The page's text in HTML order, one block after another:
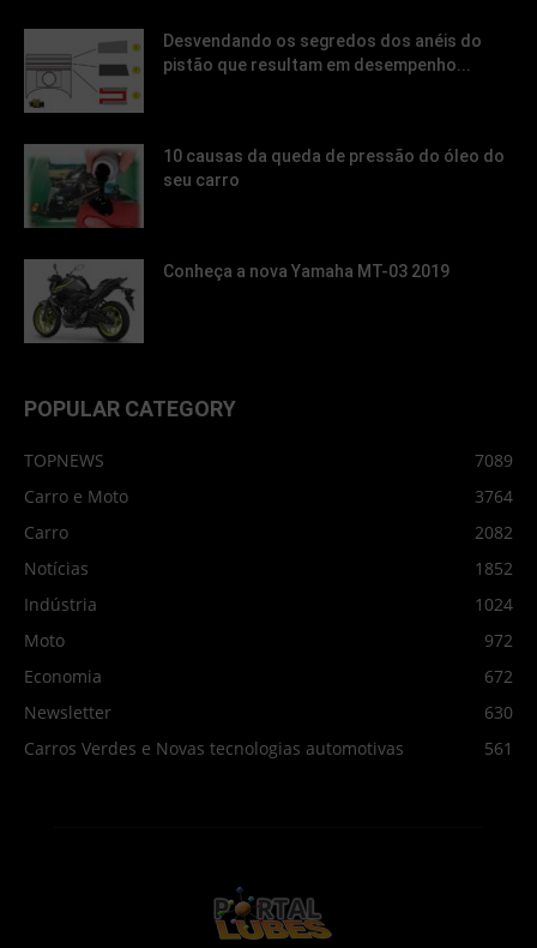
Desvendando os segredos dos anéis do
pistão que resultam em desempenho...
10 causas da queda de pressão do óleo do
seu carro
Conheça a nova Yamaha MT-03 2019
POPULAR CATEGORY
TOPNEWS
7089
Carro e Moto
3764
Carro
2082
Notícias
1852
Indústria
1024
Moto
972
Economia
672
Newsletter
630
Carros Verdes e Novas tecnologias automotivas
561